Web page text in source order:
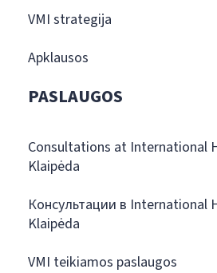
VMI strategija
Apklausos
PASLAUGOS
Consultations at International
Klaipėda
Консультации в International
Klaipėda
VMI teikiamos paslaugos